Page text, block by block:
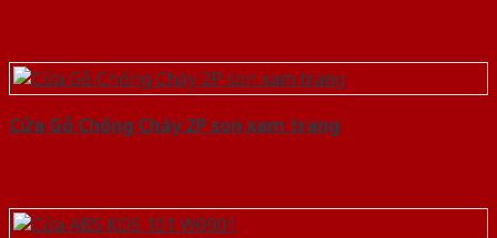
Cửa Gỗ Chống Cháy 2P son xam trang